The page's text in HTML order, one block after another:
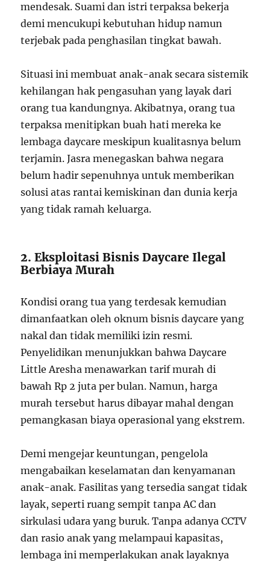
mendesak. Suami dan istri terpaksa bekerja
demi mencukupi kebutuhan hidup namun
terjebak pada penghasilan tingkat bawah.
Situasi ini membuat anak-anak secara sistemik
kehilangan hak pengasuhan yang layak dari
orang tua kandungnya. Akibatnya, orang tua
terpaksa menitipkan buah hati mereka ke
lembaga daycare meskipun kualitasnya belum
terjamin. Jasra menegaskan bahwa negara
belum hadir sepenuhnya untuk memberikan
solusi atas rantai kemiskinan dan dunia kerja
yang tidak ramah keluarga.
2. Eksploitasi Bisnis Daycare Ilegal
Berbiaya Murah
Kondisi orang tua yang terdesak kemudian
dimanfaatkan oleh oknum bisnis daycare yang
nakal dan tidak memiliki izin resmi.
Penyelidikan menunjukkan bahwa Daycare
Little Aresha menawarkan tarif murah di
bawah Rp 2 juta per bulan. Namun, harga
murah tersebut harus dibayar mahal dengan
pemangkasan biaya operasional yang ekstrem.
Demi mengejar keuntungan, pengelola
mengabaikan keselamatan dan kenyamanan
anak-anak. Fasilitas yang tersedia sangat tidak
layak, seperti ruang sempit tanpa AC dan
sirkulasi udara yang buruk. Tanpa adanya CCTV
dan rasio anak yang melampaui kapasitas,
lembaga ini memperlakukan anak layaknya